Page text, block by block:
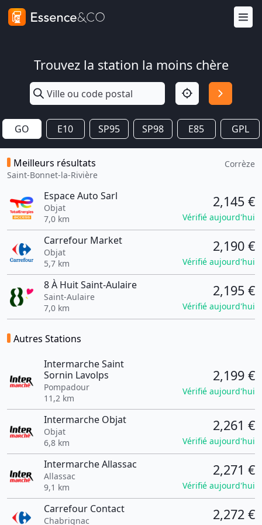
Trouvez la station la moins chère
GO E10 SP95 SP98 E85 GPL
Meilleurs résultats
Saint-Bonnet-la-Rivière
Corrèze
Espace Auto Sarl
Objat
7,0 km
2,145 €
Vérifié aujourd'hui
Carrefour Market
Objat
5,7 km
2,190 €
Vérifié aujourd'hui
8 À Huit Saint-Aulaire
Saint-Aulaire
7,0 km
2,195 €
Vérifié aujourd'hui
Autres Stations
Intermarche Saint
Sornin Lavolps
Pompadour
11,2 km
2,199 €
Vérifié aujourd'hui
Intermarche Objat
Objat
6,8 km
2,261 €
Vérifié aujourd'hui
Intermarche Allassac
Allassac
9,1 km
2,271 €
Vérifié aujourd'hui
Carrefour Contact
Chabrignac 2,272 €